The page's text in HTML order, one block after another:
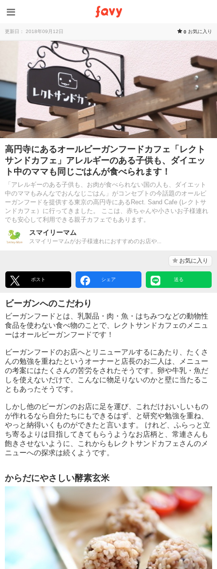
更新日： 2018年09月12日 0 お気に入り
高円寺にあるオールビーガンフードカフェ「レクト
サンドカフェ」アレルギーのある子供も、ダイエッ
ト中のママも同じごはんが食べられます！
「アレルギーのある子供も、お肉が食べられない国の人も、ダイエット
中のママもみんなでおんなじごはん」がコンセプトの今話題のオールビ
ーガンフードを提供する東京の高円寺にあるRect. Sand Cafe (レクトサ
ンドカフェ）に行ってきました。 ここは、赤ちゃんや小さいお子様連れ
でも安心して利用できる親子カフェでもあります。
スマイリーマム
スマイリーマムがお子様連れにおすすめのお店や...
お気に入り
ポスト シェア 送る
ビーガンへのこだわり
ビーガンフードとは、乳製品・肉・魚・はちみつなどの動物性
食品を使わない食べ物のことで、レクトサンドカフェのメニュ
ーはオールビーガンフードです！
ビーガンフードのお店へとリニューアルするにあたり、たくさ
んの勉強を重ねたというオーナーと店長のお二人は、メニュー
の考案にはたくさんの苦労をされたそうです。卵や牛乳・魚だ
しを使えないだけで、こんなに物足りないのかと壁に当たるこ
ともあったそうです。
しかし他のビーガンのお店に足を運び、これだけおいしいもの
が作れるなら自分たちにもできるはず、と研究や勉強を重ね、
やっと納得いくものができたと言います。 けれど、ふらっと立
ち寄るよりは目指してきてもらうようなお店柄と、常連さんも
飽きさせないように、これからもレクトサンドカフェさんのメ
ニューへの探求は続くようです。
からだにやさしい酵素玄米